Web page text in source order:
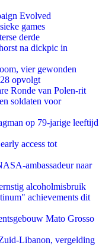
Evolved
games
derde
na dickpic in
vier gewonden
opvolgt
Ronde van Polen-rit
soldaten voor
op 79-jarige leeftijd
access tot
ambassadeur naar
alcoholmisbruik
achievements dit
Mato Grosso
Libanon, vergelding